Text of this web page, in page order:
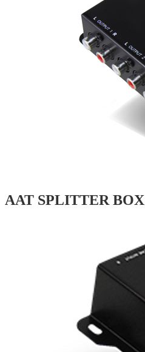
AAT SPLITTER BOX